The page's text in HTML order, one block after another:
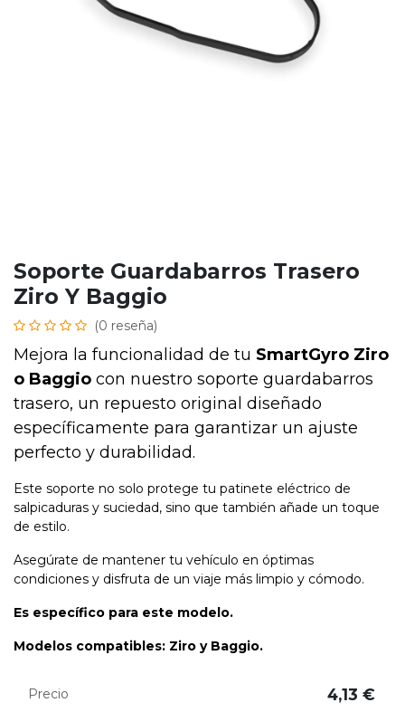
Soporte Guardabarros Trasero
Ziro Y Baggio
(0 reseña)
Mejora la funcionalidad de tu SmartGyro Ziro
o Baggio con nuestro soporte guardabarros
trasero, un repuesto original diseñado
específicamente para garantizar un ajuste
perfecto y durabilidad.
Este soporte no solo protege tu patinete eléctrico de
salpicaduras y suciedad, sino que también añade un toque
de estilo.
Asegúrate de mantener tu vehículo en óptimas
condiciones y disfruta de un viaje más limpio y cómodo.
Es específico para este modelo.
Modelos compatibles: Ziro y Baggio.
Precio 4,13 €